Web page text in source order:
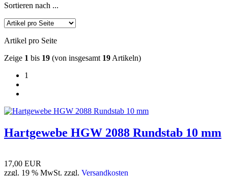
Sortieren nach ...
Artikel pro Seite
Zeige 1 bis 19 (von insgesamt 19 Artikeln)
1
Hartgewebe HGW 2088 Rundstab 10 mm
17,00 EUR
zzgl. 19 % MwSt. zzgl. Versandkosten